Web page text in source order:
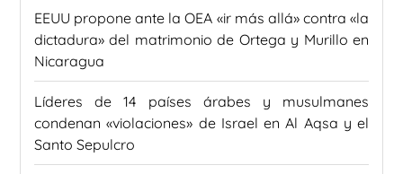
EEUU propone ante la OEA «ir más allá» contra «la
dictadura» del matrimonio de Ortega y Murillo en
Nicaragua
Líderes de 14 países árabes y musulmanes
condenan «violaciones» de Israel en Al Aqsa y el
Santo Sepulcro